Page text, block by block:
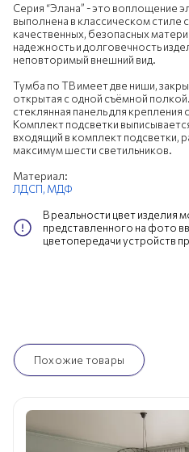
Серия “Элана” - это воплощение
выполнена в классическом стиле
качественных, безопасных
надежность и долговечность
неповторимый внешний вид.
Тумба по ТВ имеет две ниши,
открытая с одной съёмной
стеклянная панель для крепления
Комплект подсветки
входящий в комплект подсветки,
максимум шести светильников.
Материал:
ЛДСП, МДФ
В реальности цвет изделия
представленного на фото
цветопередачи устройств
Похожие товары